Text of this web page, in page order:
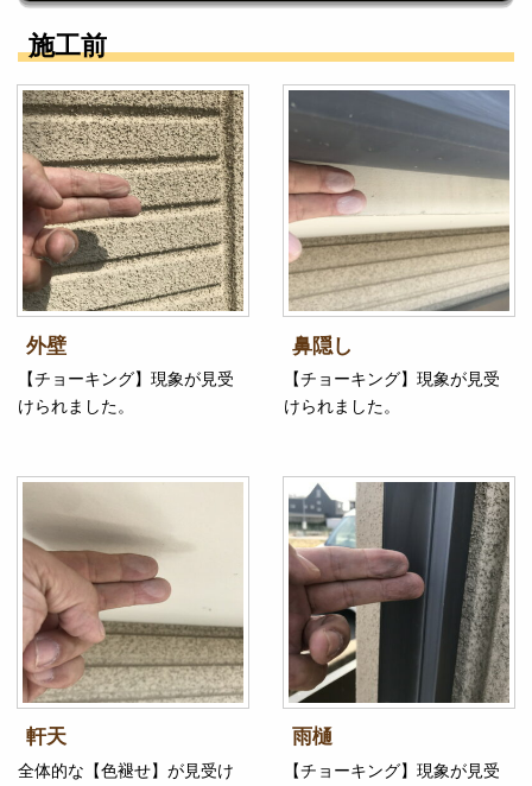
施工前
外壁
【チョーキング】現象が見受
けられました。
鼻隠し
【チョーキング】現象が見受
けられました。
軒天
全体的な【色褪せ】が見受け
雨樋
【チョーキング】現象が見受